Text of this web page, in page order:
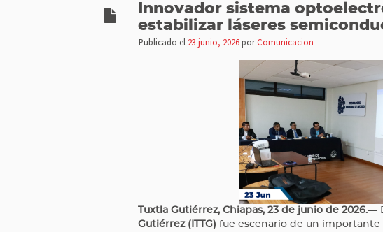
Innovador sistema
estabilizar láseres
Publicado el 23 junio, 2026porComunicacion
Tuxtla Gutiérrez, Chiapas, 23 de junio de 2026.—
Gutiérrez (ITTG) fue escenario de un